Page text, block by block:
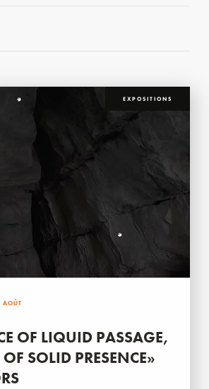
EXPOSITIONS
OF LIQUID PASSAGE,
SOLID PRESENCE»